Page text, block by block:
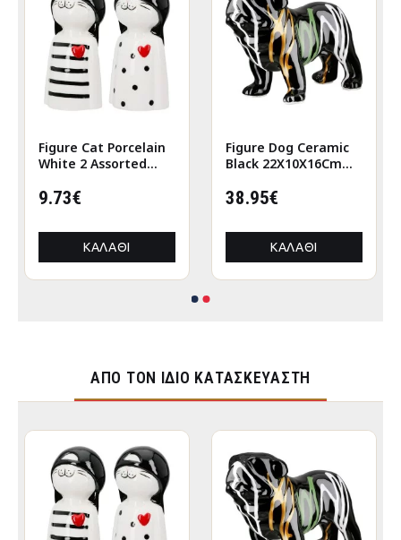
Figure Cat Porcelain
White 2 Assorted
9.73€
ΚΑΛΆΘΙ
Figure Dog Ceramic
Black 22X10X16Cm
38.95€
ΚΑΛΆΘΙ
ΑΠΌ ΤΟΝ ΊΔΙΟ ΚΑΤΑΣΚΕΥΑΣΤΉ